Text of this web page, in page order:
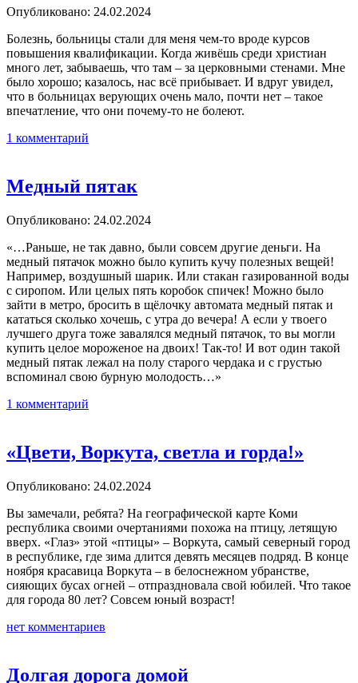
Опубликовано: 24.02.2024
Болезнь, больницы стали для меня чем-то вроде курсов
повышения квалификации. Когда живёшь среди христиан
много лет, забываешь, что там – за церковными стенами. Мне
было хорошо; казалось, нас всё прибывает. И вдруг увидел,
что в больницах верующих очень мало, почти нет – такое
впечатление, что они почему-то не болеют.
1 комментарий
Медный пятак
Опубликовано: 24.02.2024
«…Раньше, не так давно, были совсем другие деньги. На
медный пятачок можно было купить кучу полезных вещей!
Например, воздушный шарик. Или стакан газированной воды
с сиропом. Или целых пять коробок спичек! Можно было
зайти в метро, бросить в щёлочку автомата медный пятак и
кататься сколько хочешь, с утра до вечера! А если у твоего
лучшего друга тоже завалялся медный пятачок, то вы могли
купить целое мороженое на двоих! Так-то! И вот один такой
медный пятак лежал на полу старого чердака и с грустью
вспоминал свою бурную молодость…»
1 комментарий
«Цвети, Воркута, светла и горда!»
Опубликовано: 24.02.2024
Вы замечали, ребята? На географической карте Коми
республика своими очертаниями похожа на птицу, летящую
вверх. «Глаз» этой «птицы» – Воркута, самый северный город
в республике, где зима длится девять месяцев подряд. В конце
ноября красавица Воркута – в белоснежном убранстве,
сияющих бусах огней – отпраздновала свой юбилей. Что такое
для города 80 лет? Совсем юный возраст!
нет комментариев
Долгая дорога домой